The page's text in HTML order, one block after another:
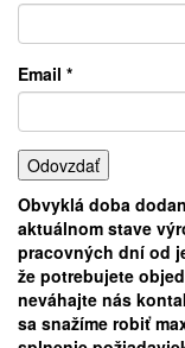
Email *
Obvyklá doba
aktuálnom stave
pracovných dní od
že potrebujete
neváhajte nás
sa snažíme robiť